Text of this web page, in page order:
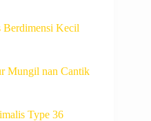
Kecil
Mungil nan Cantik
Type 36